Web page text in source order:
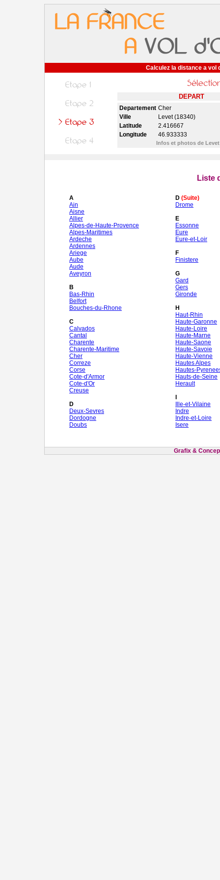
Calculez la distance a vol
DEPART
Departement Cher
Ville
Levet (18340)
Latitude
2.416667
Longitude
46.933333
Infos et photos de
Liste
A
Ain
Aisne
Allier
Alpes-de-Haute-Provence
Alpes-Maritimes
Ardeche
Ardennes
Ariege
Aube
Aude
Aveyron
B
Bas-Rhin
Belfort
Bouches-du-Rhone
C
Calvados
Cantal
Charente
Charente-Maritime
Cher
Correze
Corse
Cote-d'Armor
Cote-d'Or
Creuse
D
Deux-Sevres
Dordogne
Doubs
D (Suite)
Drome
E
Essonne
Eure
Eure-et-Loir
F
Finistere
G
Gard
Gers
Gironde
H
Haut-Rhin
Haute-Garonne
Haute-Loire
Haute-Marne
Haute-Saone
Haute-Savoie
Haute-Vienne
Hautes Alpes
Hautes-
Hauts-de-Seine
Herault
Ille-et-Vilaine
Indre
Indre-et-Loire
Isere
Grafix &